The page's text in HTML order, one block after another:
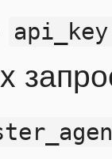
api_key